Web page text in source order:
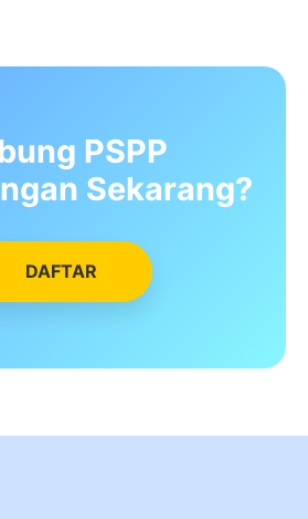
PSPP
Sekarang?
DAFTAR